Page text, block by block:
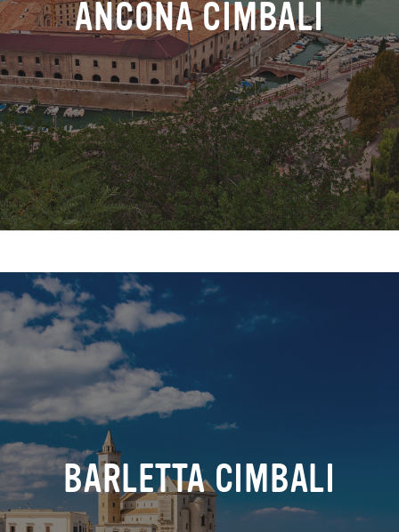
ANCONA CIMBALI
BARLETTA CIMBALI